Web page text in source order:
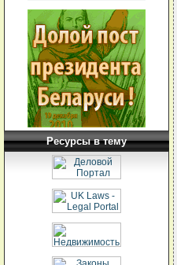
Ресурсы в тему